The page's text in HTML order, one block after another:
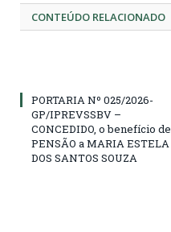
CONTEÚDO RELACIONADO
PORTARIA Nº 025/2026-
GP/IPREVSSBV –
CONCEDIDO, o benefício de
PENSÃO a MARIA ESTELA
DOS SANTOS SOUZA